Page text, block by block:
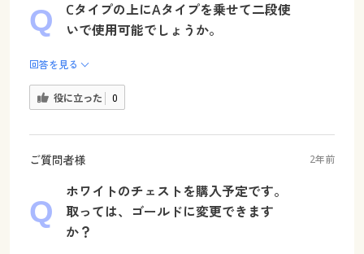
Cタイプの上にAタイプを乗せて二段使
いで使用可能でしょうか。
回答を見る
役に立った 0
ご質問者様 2年前
ホワイトのチェストを購入予定です。
取っては、ゴールドに変更できます
か？